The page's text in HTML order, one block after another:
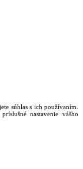
súhlas s ich používaním.
nastavenie vášho